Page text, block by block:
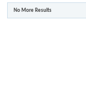
No More Results